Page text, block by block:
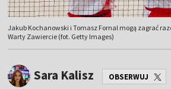
Jakub Kochanowski i Tomasz Fornal mogą zagrać
Warty Zawiercie (fot. Getty Images)
Sara Kalisz OBSERWUJ